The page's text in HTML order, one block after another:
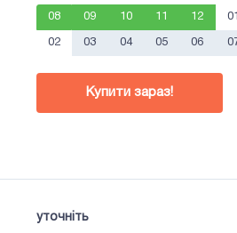
08 09 10 11 12 01
02 03 04 05 06
Купити зараз!
уточніть